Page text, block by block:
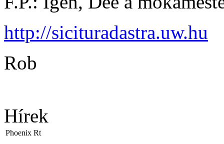
http://sicituradastra.uw.hu
Rob
Hírek
Phoenix Rt